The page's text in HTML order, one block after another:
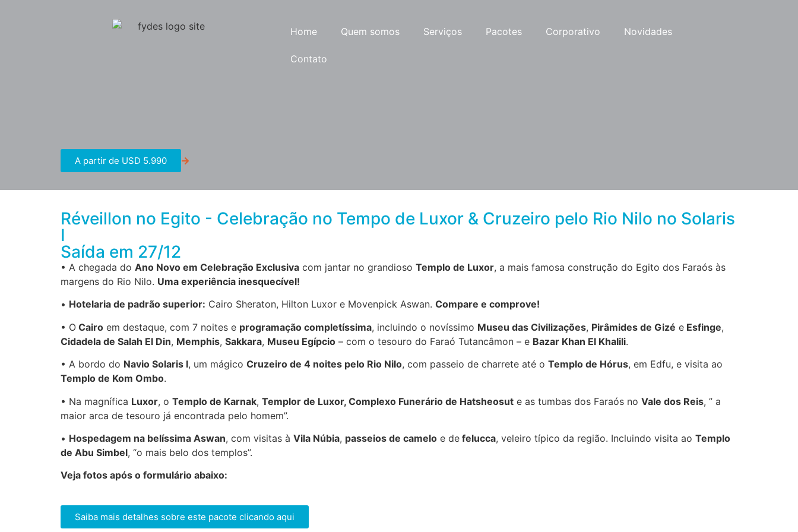
Home Quem somos Serviços Pacotes Corporativo Novidades
Contato
A partir de USD 5.990
Réveillon no Egito - Celebração no Tempo de Luxor & Cruzeiro pelo Rio Nilo no Solaris
I
Saída em 27/12
• A chegada do Ano Novo em Celebração Exclusiva com jantar no grandioso Templo de Luxor, a mais famosa construção do Egito dos Faraós às
margens do Rio Nilo. Uma experiência inesquecível!
• Hotelaria de padrão superior: Cairo Sheraton, Hilton Luxor e Movenpick Aswan. Compare e comprove!
• O Cairo em destaque, com 7 noites e programação completíssima, incluindo o novíssimo Museu das Civilizações, Pirâmides de Gizé e Esfinge,
Cidadela de Salah El Din, Memphis, Sakkara, Museu Egípcio – com o tesouro do Faraó Tutancâmon – e Bazar Khan El Khalili.
• A bordo do Navio Solaris I, um mágico Cruzeiro de 4 noites pelo Rio Nilo, com passeio de charrete até o Templo de Hórus, em Edfu, e visita ao
Templo de Kom Ombo.
• Na magnífica Luxor, o Templo de Karnak, Templor de Luxor, Complexo Funerário de Hatsheosut e as tumbas dos Faraós no Vale dos Reis, ” a
maior arca de tesouro já encontrada pelo homem”.
• Hospedagem na belíssima Aswan, com visitas à Vila Núbia, passeios de camelo e de felucca, veleiro típico da região. Incluindo visita ao Templo
de Abu Simbel, “o mais belo dos templos”.
Veja fotos após o formulário abaixo:
Saiba mais detalhes sobre este pacote clicando aqui